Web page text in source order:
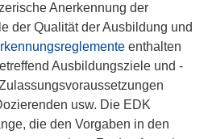
Anerkennung der
der Qualität der Ausbildung und
enthalten
Ausbildungsziele und -
usw. Die EDK
die den Vorgaben in den